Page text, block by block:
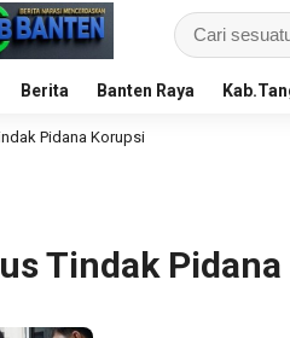
Berita Banten Raya
Pidana Korupsi
Tindak